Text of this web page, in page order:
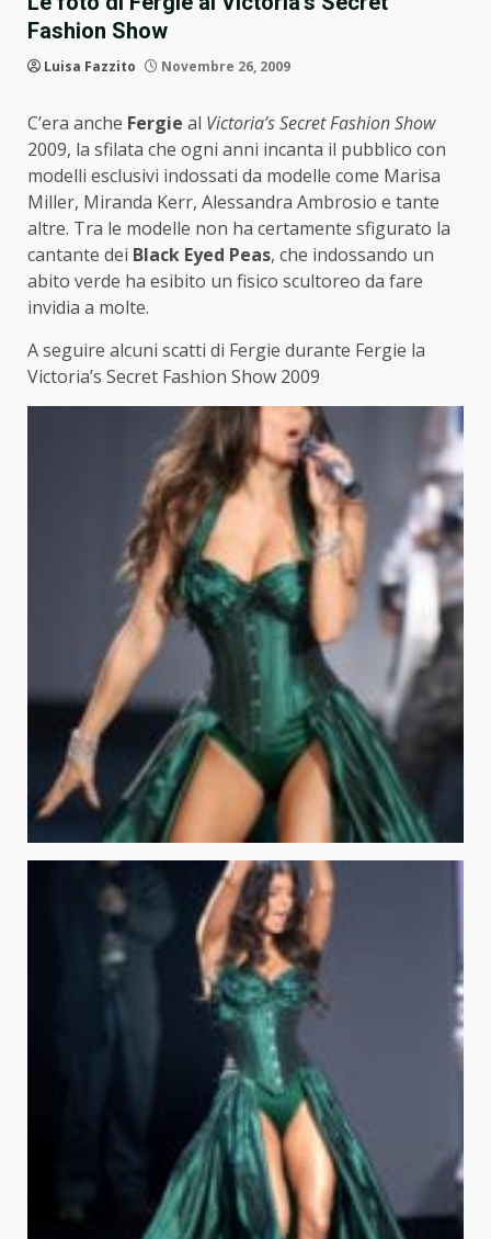
Fashion Show
Luisa Fazzito Novembre 26, 2009
C’era anche Fergie al Victoria’s Secret Fashion Show
2009, la sfilata che ogni anni incanta il pubblico con
modelli esclusivi indossati da modelle come Marisa
Miller, Miranda Kerr, Alessandra Ambrosio e tante
altre. Tra le modelle non ha certamente sfigurato la
cantante dei Black Eyed Peas, che indossando un
abito verde ha esibito un fisico scultoreo da fare
invidia a molte.
A seguire alcuni scatti di Fergie durante Fergie la
Victoria’s Secret Fashion Show 2009